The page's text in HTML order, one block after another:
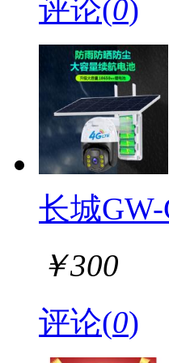
评论(0)
长城
￥300
评论(0)